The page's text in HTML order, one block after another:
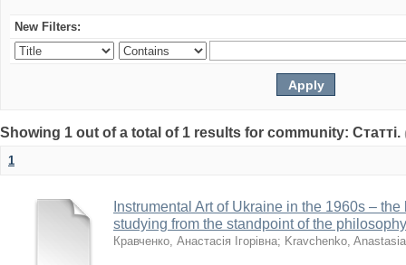
New Filters:
Showing 1 out of a total of 1 results for community: Статті.
1
Instrumental Art of Ukraine in the 1960s –
studying from the standpoint of the
Кравченко, Анастасія Ігорівна; Kravchenko, Anastasia